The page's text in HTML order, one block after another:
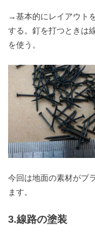
→基本的にレイアウト
する。釘を打つときは
を使う。
今回は地面の素材がプ
ます。
3.線路の塗装